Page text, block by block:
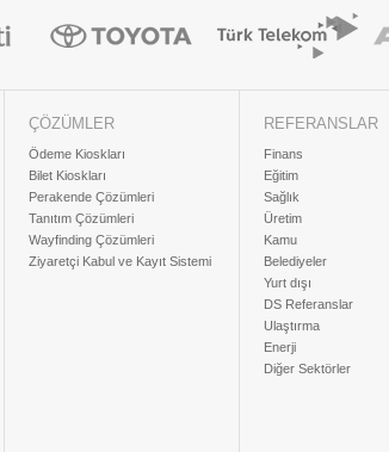
ÇÖZÜMLER
Ödeme Kioskları
Bilet Kioskları
Perakende Çözümleri
Tanıtım Çözümleri
Wayfinding Çözümleri
Ziyaretçi Kabul ve Kayıt Sistemi
REFERANSLAR
Finans
Eğitim
Sağlık
Üretim
Kamu
Belediyeler
Yurt dışı
DS Referanslar
Ulaştırma
Enerji
Diğer Sektörler